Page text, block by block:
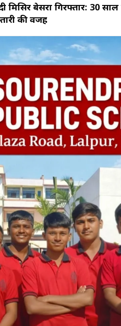
मिसिर बेसरा गिरफ्तार: 30
की वजह